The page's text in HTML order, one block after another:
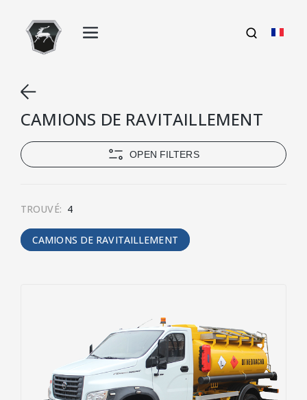
CAMIONS DE RAVITAILLEMENT
OPEN FILTERS
TROUVÉ: 4
CAMIONS DE RAVITAILLEMENT